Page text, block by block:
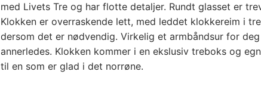
med Livets Tre og har flotte detaljer. Rundt glasset er
Klokken er overraskende lett, med leddet klokkereim i
dersom det er nødvendig. Virkelig et armbåndsur for
annerledes. Klokken kommer i en ekslusiv treboks og
til en som er glad i det norrøne.